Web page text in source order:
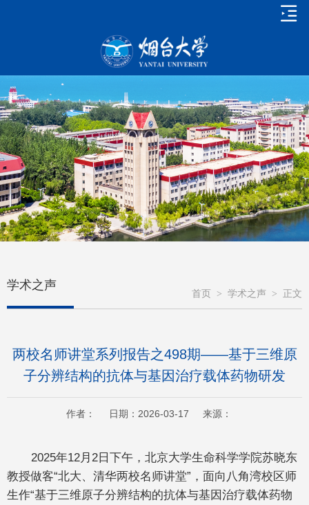
学术之声
首页 > 学术之声 > 正文
两校名师讲堂系列报告之498期——基于三维原
子分辨结构的抗体与基因治疗载体药物研发
作者： 日期：2026-03-17 来源：
2025年12月2日下午，北京大学生命科学学院苏晓东
教授做客“北大、清华两校名师讲堂”，面向八角湾校区师
生作“基于三维原子分辨结构的抗体与基因治疗载体药物